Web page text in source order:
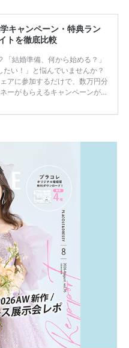
キャンペーン・特典ラン
トを徹底比較
結婚準備、何から始める？」
たい！」と悩んでいませんか？
アに参加するだけで、数万円分
ーがもらえるキャンペーンがあ
と損をしてしまうことも……。
レの特典は？」といった疑問も
診断で候補を絞れる「ウェディ
、体験型 […]続きを読む